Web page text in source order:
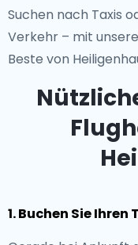
Suchen nach Taxis
Verkehr – mit
Beste von
1. Buchen Sie